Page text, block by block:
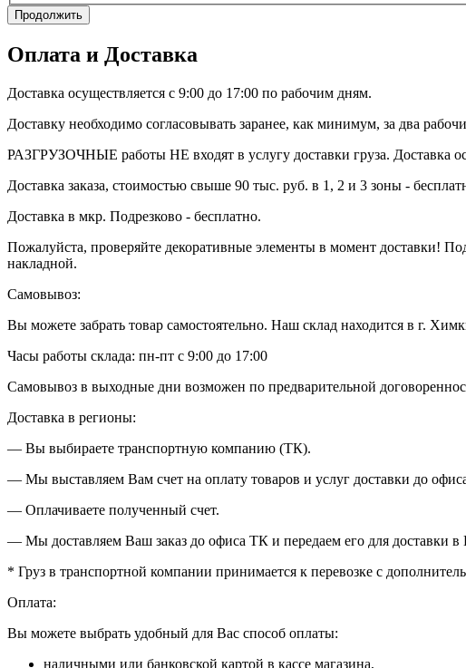
Продолжить
Оплата и Доставка
Доставка осуществляется с 9:00 до 17:00 по рабочим дням.
Доставку необходимо согласовывать заранее, как минимум, за два
РАЗГРУЗОЧНЫЕ работы НЕ входят в услугу доставки груза. Доставка
Доставка заказа, стоимостью свыше 90 тыс. руб. в 1, 2 и 3 зоны -
Доставка в мкр. Подрезково - бесплатно.
Пожалуйста, проверяйте декоративные элементы в момент доставки!
накладной.
Самовывоз:
Вы можете забрать товар самостоятельно. Наш склад находится в г.
Часы работы склада: пн-пт с 9:00 до 17:00
Самовывоз в выходные дни возможен по предварительной
Доставка в регионы:
— Вы выбираете транспортную компанию (ТК).
— Мы выставляем Вам счет на оплату товаров и услуг доставки до
— Оплачиваете полученный счет.
— Мы доставляем Ваш заказ до офиса ТК и передаем его для доставки в
* Груз в транспортной компании принимается к перевозке с
Оплата:
Вы можете выбрать удобный для Вас способ оплаты:
наличными или банковской картой в кассе магазина,